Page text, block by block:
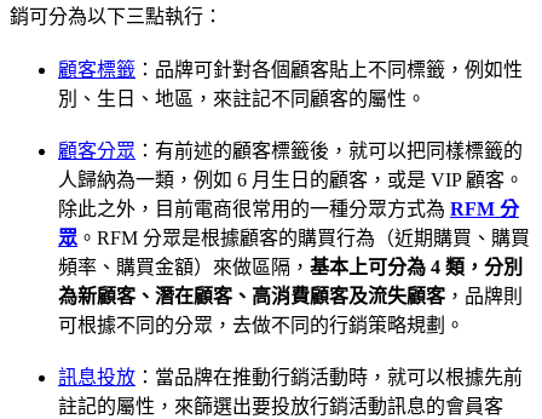
銷可分為以下三點執行：
顧客標籤 ：品牌可針對各個顧客貼上不同標籤，例如性
別、生日、地區，來註記不同顧客的屬性。
顧客分眾 ：有前述的顧客標籤後，就可以把同樣標籤的
人歸納為一類，例如 6 月生日的顧客，或是 VIP 顧客。
除此之外，目前電商很常用的一種分眾方式為 RFM 分
眾 。RFM 分眾是根據顧客的購買行為（近期購買、購買
頻率、購買金額）來做區隔， 基本上可分為 4 類，分別
為新顧客、潛在顧客、高消費顧客及流失顧客，品牌則
可根據不同的分眾，去做不同的行銷策略規劃。
訊息投放 ：當品牌在推動行銷活動時，就可以根據先前
註記的屬性，來篩選出要投放行銷活動訊息的會員客